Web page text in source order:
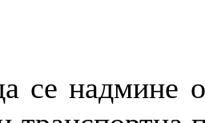
се надмине